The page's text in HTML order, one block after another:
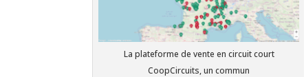
La plateforme de vente en circuit court
CoopCircuits, un commun